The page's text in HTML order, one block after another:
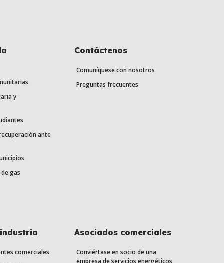
y
ante
gas
Contáctenos
Comuníquese con nosotros
Preguntas frecuentes
comerciales
Asociados comerciales
Conviértase en socio de una
empresa de servicios energéticos